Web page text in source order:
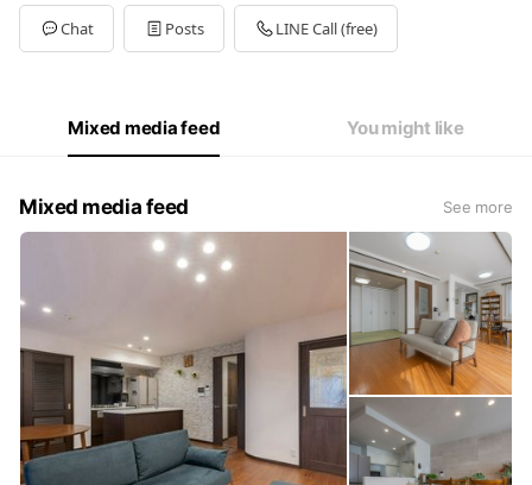
Chat Posts LINE Call (free)
Mixed media feed You might like
Mixed media feed See more